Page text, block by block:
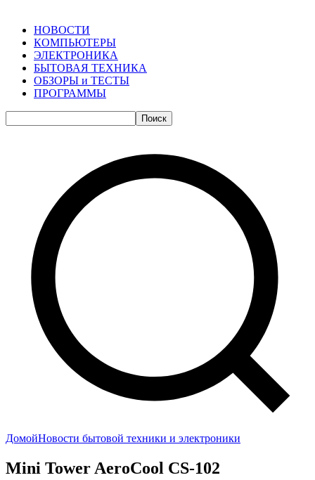
НОВОСТИ
КОМПЬЮТЕРЫ
ЭЛЕКТРОНИКА
БЫТОВАЯ ТЕХНИКА
ОБЗОРЫ и ТЕСТЫ
ПРОГРАММЫ
Поиск
ДомойНовости бытовой техники и электроники
Mini Tower AeroCool CS-102